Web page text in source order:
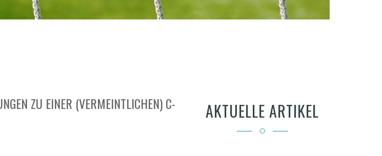
ZU EINER (VERMEINTLICHEN) C-
AKTUELLE ARTIKEL